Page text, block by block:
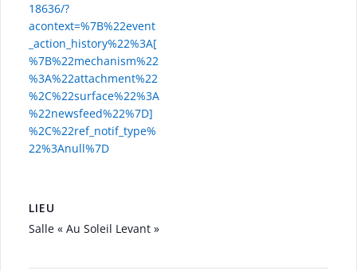
18636/?
acontext=%7B%22event
_action_history%22%3A[
%7B%22mechanism%22
%3A%22attachment%22
%2C%22surface%22%3A
%22newsfeed%22%7D]
%2C%22ref_notif_type%
22%3Anull%7D
LIEU
Salle « Au Soleil Levant »